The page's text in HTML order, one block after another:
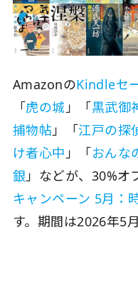
AmazonのKindleセ
「虎の城」「黒武御
捕物帖」「江戸の探
け者心中」「おんな
銀」などが、30%オ
キャンペーン 5月：
す。期間は2026年5